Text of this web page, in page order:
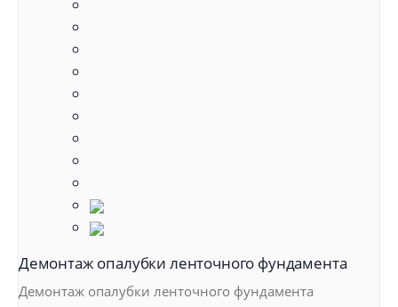
Демонтаж опалубки ленточного фундамента
Демонтаж опалубки ленточного фундамента